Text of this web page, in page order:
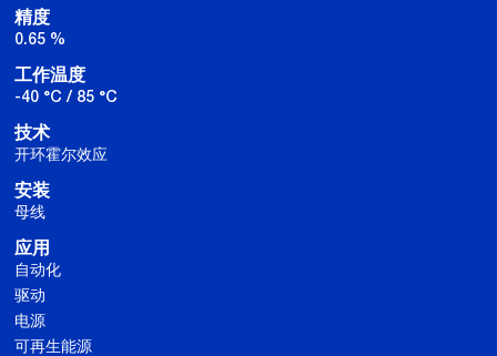
精度
0.65 %
工作温度
-40 °C / 85 °C
技术
开环霍尔效应
安装
母线
应用
自动化
驱动
电源
可再生能源